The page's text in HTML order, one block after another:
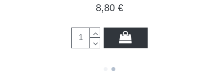
8,80 €